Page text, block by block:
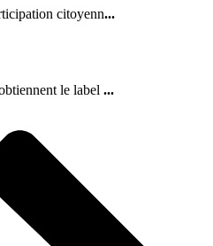
citoyenn...
le label ...